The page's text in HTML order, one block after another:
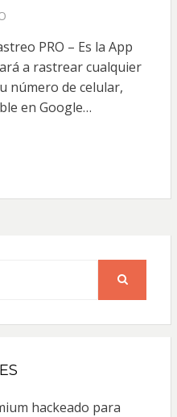
PRO – Es la App
a rastrear cualquier
número de celular,
en Google…
hackeado para